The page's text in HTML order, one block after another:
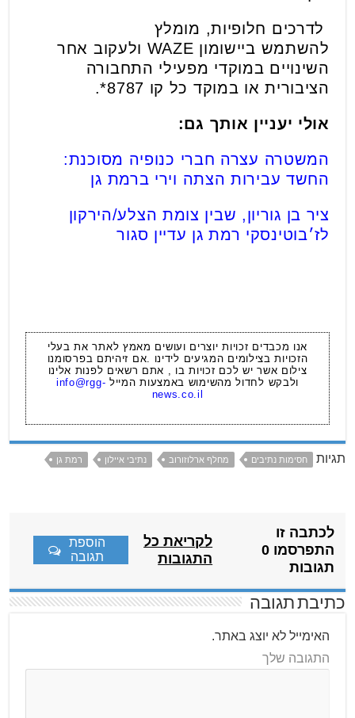
לדרכים חלופיות, מומלץ
להשתמש ביישומון WAZE ולעקוב אחר
השינויים במוקדי מפעילי התחבורה
הציבורית או במוקד כל קו 8787*.
אולי יעניין אותך גם:
המשטרה עצרה חברי כנופיה מסוכנת:
החשד עבירות הצתה וירי ברמת גן
ציר בן גוריון, שבין צומת הצלע/הירקון
לז׳בוטינסקי רמת גן עדיין סגור
אנו מכבדים זכויות יוצרים ועושים מאמץ לאתר את בעלי
הזכויות בצילומים המגיעים לידינו .אם זיהיתם בפרסומנו
צילום אשר יש לכם זכויות בו , אתם רשאים לפנות אלינו
ולבקש לחדול מהשימוש באמצעות המייל info@rgg-
news.co.il
תגיות חסימות נתיבים מחלף ארלוזורוב נתיבי איילון רמת גן
לכתבה זו
התפרסמו 0
תגובות
לקריאת כל
התגובות
הוספת
תגובה
כתיבת תגובה
האימייל לא יוצג באתר.
התגובה שלך